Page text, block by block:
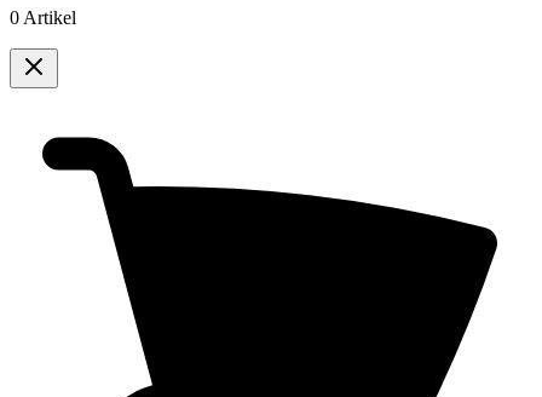
0 Artikel